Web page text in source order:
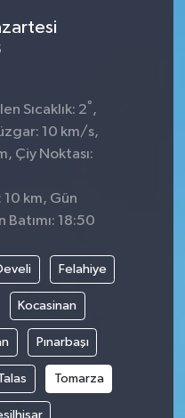
Sıcaklık: 2° ,
10 km/s,
Çiy Noktası:
km, Gün
18:50
Felahiye
Kocasinan
Pınarbaşı
Tomarza